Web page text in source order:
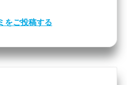
をご投稿する